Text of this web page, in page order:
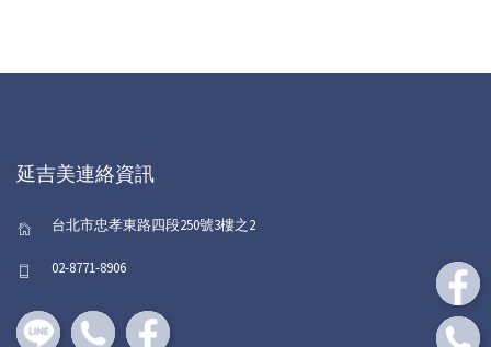
延吉美連絡資訊
台北市忠孝東路四段250號3樓之2
02-8771-8906